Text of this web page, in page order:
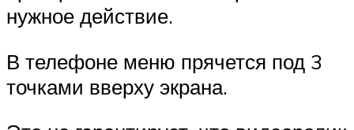
нужное действие.
В телефоне меню прячется под 3
точками вверху экрана.